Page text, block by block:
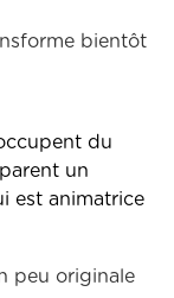
bientôt
du
un
est animatrice
peu originale